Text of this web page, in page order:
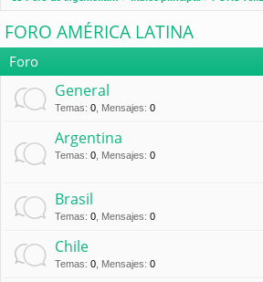
es
rá
pi
d
FORO AMÉRICA LATINA
Foro
General
Temas: 0 Mensajes: 0
Argentina
Temas: 0 Mensajes: 0
Brasil
Temas: 0 Mensajes: 0
Chile
Temas: 0 Mensajes: 0